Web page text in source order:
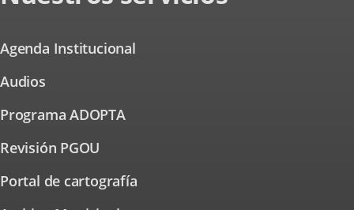
Agenda Institucional
Audios
Programa ADOPTA
Revisión PGOU
Portal de cartografíaLink